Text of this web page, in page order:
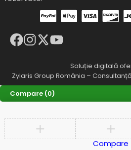
Soluție digitală
Zylaris Group România –
Compare (0)
Compare